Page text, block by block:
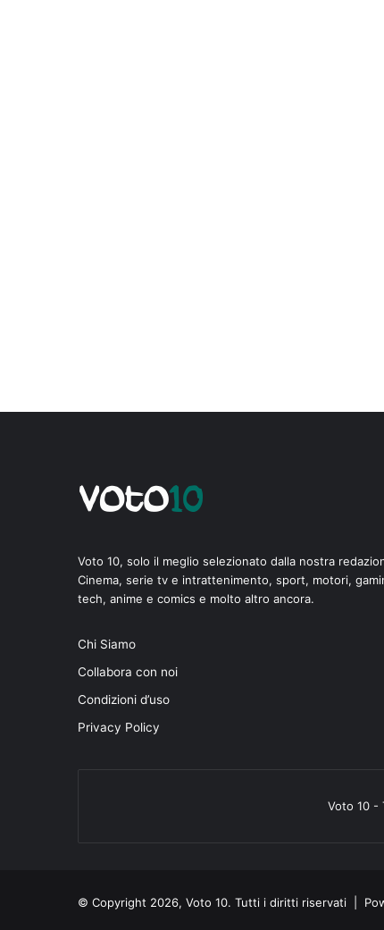
Voto 10, solo il meglio selezionato dalla nostra
Cinema, serie tv e intrattenimento, sport, motori,
tech, anime e comics e molto altro ancora.
Chi Siamo
Collabora con noi
Condizioni d’uso
Privacy Policy
Voto 10 -
© Copyright 2026, Voto 10. Tutti i diritti riservati |